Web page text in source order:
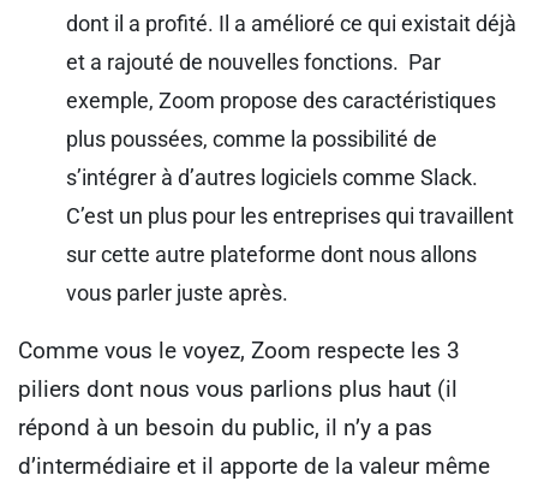
dont il a profité. Il a amélioré ce qui existait déjà
et a rajouté de nouvelles fonctions. Par
exemple, Zoom propose des caractéristiques
plus poussées, comme la possibilité de
s’intégrer à d’autres logiciels comme Slack.
C’est un plus pour les entreprises qui travaillent
sur cette autre plateforme dont nous allons
vous parler juste après.
Comme vous le voyez, Zoom respecte les 3
piliers dont nous vous parlions plus haut (il
répond à un besoin du public, il n’y a pas
d’intermédiaire et il apporte de la valeur même